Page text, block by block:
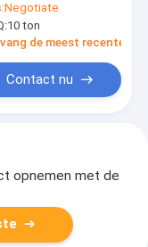
Negotiate
10 ton
de meest recente
Contact nu
opnemen met de